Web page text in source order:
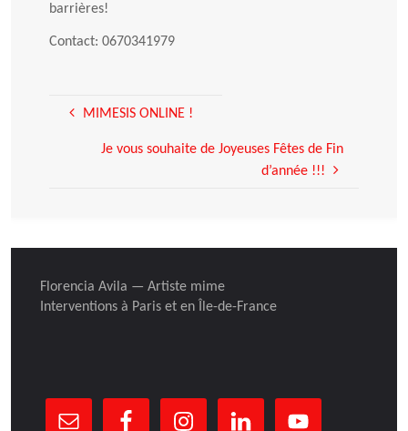
barrières!
Contact: 0670341979
MIMESIS ONLINE !
Je vous souhaite de Joyeuses Fêtes de Fin
d’année !!!
Florencia Avila — Artiste mime
Interventions à Paris et en Île-de-France